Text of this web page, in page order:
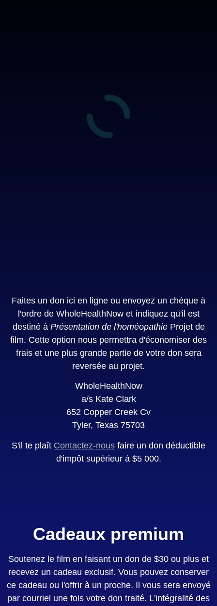
Faites un don ici en ligne ou envoyez un chèque à
l'ordre de WholeHealthNow et indiquez qu'il est
destiné à Présentation de l'homéopathieProjet de
film. Cette option nous permettra d'économiser des
frais et une plus grande partie de votre don sera
reversée au projet.
WholeHealthNow
a/s Kate Clark
652 Copper Creek Cv
Tyler, Texas 75703
S'il te plaît Contactez-nous faire un don déductible
d'impôt supérieur à $5 000.
Cadeaux premium
Soutenez le film en faisant un don de $30 ou plus et
recevez un cadeau exclusif. Vous pouvez conserver
ce cadeau ou l'offrir à un proche. Il vous sera envoyé
par courriel une fois votre don traité. L'intégralité des